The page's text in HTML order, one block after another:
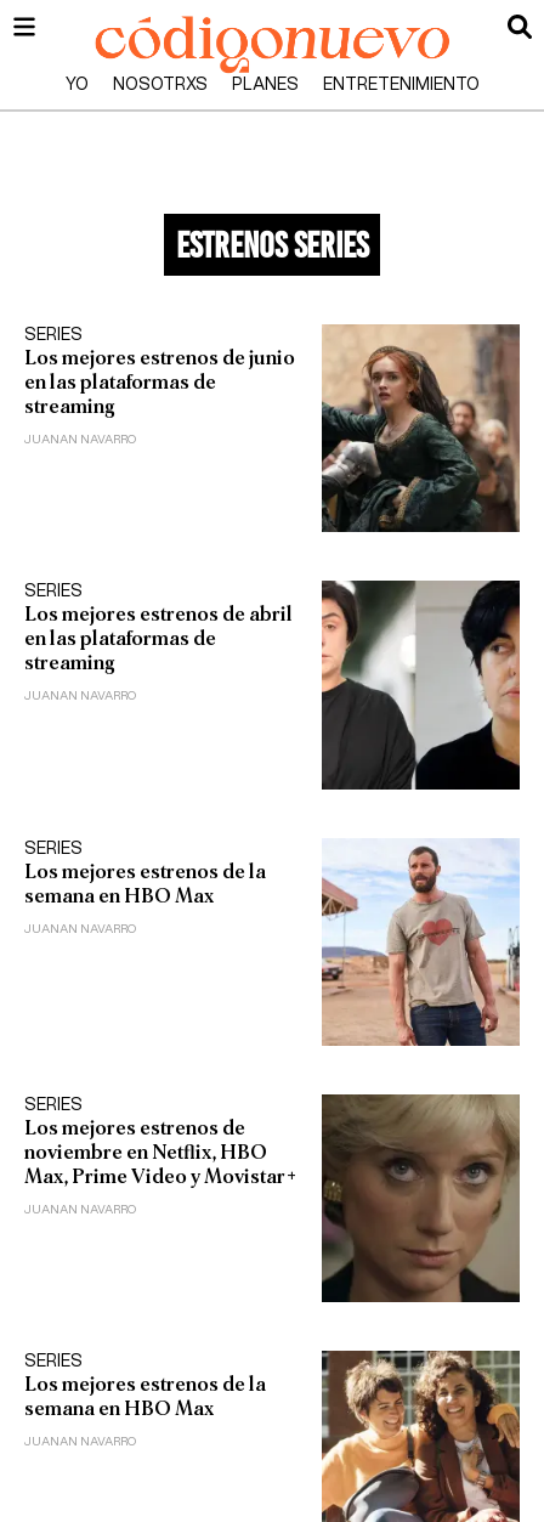
YO NOSOTRXS PLANES ENTRETENIMIENTO
estrenos series
SERIES
Los mejores estrenos de junio
en las plataformas de
streaming
JUANAN NAVARRO
SERIES
Los mejores estrenos de abril
en las plataformas de
streaming
JUANAN NAVARRO
SERIES
Los mejores estrenos de la
semana en HBO Max
JUANAN NAVARRO
SERIES
Los mejores estrenos de
noviembre en Netflix, HBO
Max, Prime Video y Movistar+
JUANAN NAVARRO
SERIES
Los mejores estrenos de la
semana en HBO Max
JUANAN NAVARRO